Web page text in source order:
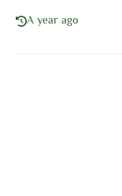
A year ago